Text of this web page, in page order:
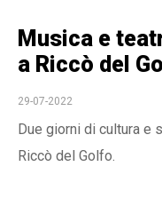
Musica e
a Riccò del
29-07-2022
Due giorni di cultura e
Riccò del Golfo.